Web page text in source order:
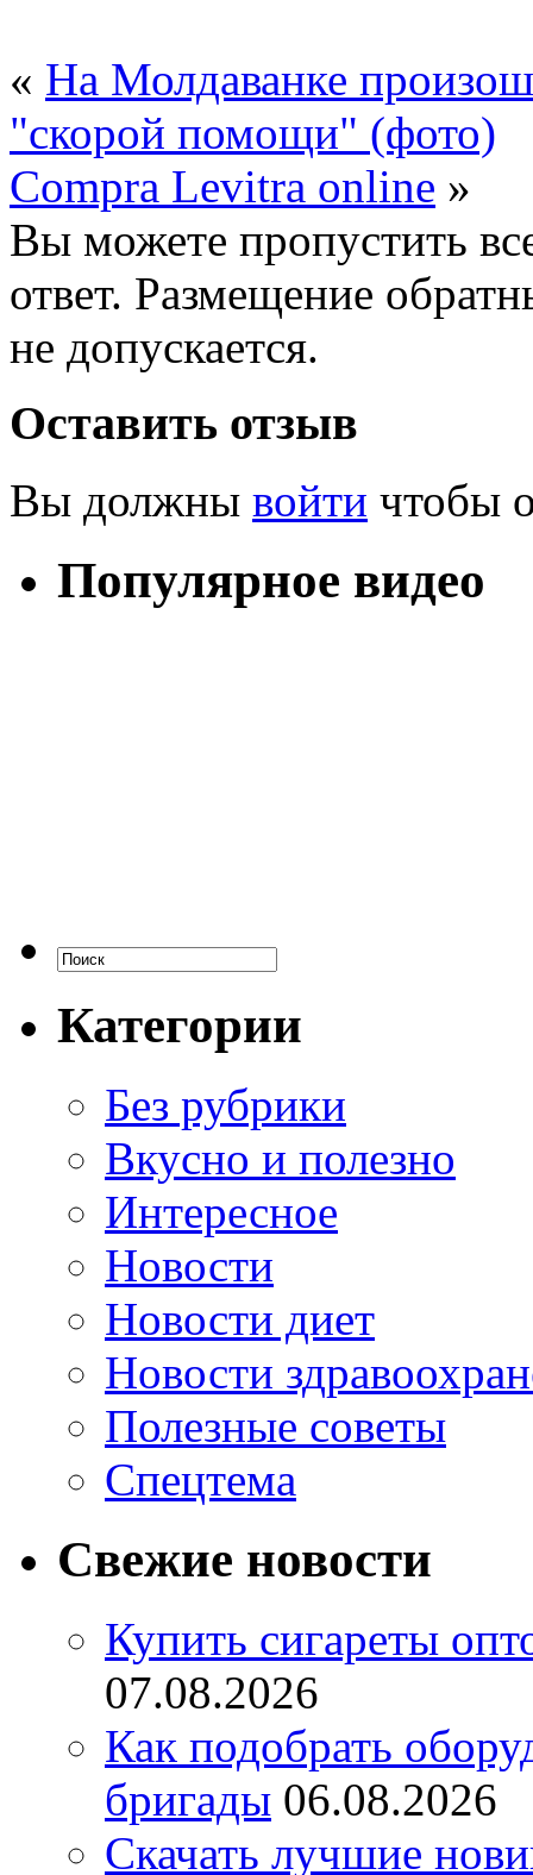
« На Молдаванке
"скорой помощи" (фото)
Compra Levitra online »
Вы можете пропустить
ответ. Размещение
не допускается.
Оставить отзыв
Вы должны войти чтобы
Популярное видео
Категории
Без рубрики
Вкусно и полезно
Интересное
Новости
Новости диет
Новости
Полезные советы
Спецтема
Свежие новости
Купить сигареты
07.08.2026
Как подобрать
бригады 06.08.2026
Скачать лучшие